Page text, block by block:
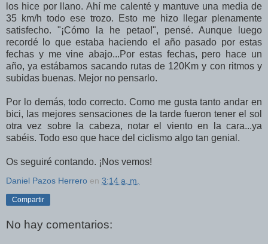
los hice por llano. Ahí me calenté y mantuve una media de
35 km/h todo ese trozo. Esto me hizo llegar plenamente
satisfecho. "¡Cómo la he petao!", pensé. Aunque luego
recordé lo que estaba haciendo el año pasado por estas
fechas y me vine abajo...Por estas fechas, pero hace un
año, ya estábamos sacando rutas de 120Km y con ritmos y
subidas buenas. Mejor no pensarlo.
Por lo demás, todo correcto. Como me gusta tanto andar en
bici, las mejores sensaciones de la tarde fueron tener el sol
otra vez sobre la cabeza, notar el viento en la cara...ya
sabéis. Todo eso que hace del ciclismo algo tan genial.
Os seguiré contando. ¡Nos vemos!
Daniel Pazos Herrero en 3:14 a. m.
Compartir
No hay comentarios: